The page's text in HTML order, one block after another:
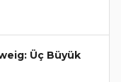
Üç Büyük